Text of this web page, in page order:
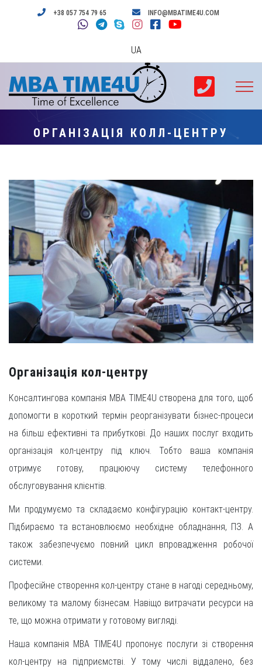
+38 057 754 79 65 INFO@MBATIME4U.COM
UA
ОРГАНІЗАЦІЯ КОЛЛ-ЦЕНТРУ
Організація кол-центру
Консалтингова компанія МВА TIME4U створена для того, щоб
допомогти в короткий термін реорганізувати бізнес-процеси
на більш ефективні та прибуткові. До наших послуг входить
організація кол-центру під ключ. Тобто ваша компанія
отримує готову, працюючу систему телефонного
обслуговування клієнтів.
Ми продумуємо та складаємо конфігурацію контакт-центру.
Підбираємо та встановлюємо необхідне обладнання, ПЗ. А
також забезпечуємо повний цикл впровадження робочої
системи.
Професійне створення кол-центру стане в нагоді середньому,
великому та малому бізнесам. Навіщо витрачати ресурси на
те, що можна отримати у готовому вигляді.
Наша компанія МВА TIME4U пропонує послуги зі створення
кол-центру на підприємстві. У тому числі віддалено, без